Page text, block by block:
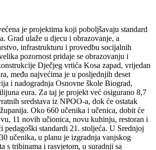
je projektima koji poboljšavaju standard
Grad ulaže u djecu i obrazovanje, a
infrastrukturu i provedbu socijalnih
pozornost pridaje se obrazovanju i
Dječjeg vrtića Kosa zapad, vrijedan
među najvećima je u posljednjih deset
i nadogradnja Osnovne škole Biograd,
eura. Za taj je projekt već osigurano 8,7
sredstava iz NPOO-a, dok će ostatak
Oko 660 učenika i učenica, dobit će
11 novih učionica, novu kuhinju, restoran i
pedagoški standardi 21. stoljeća. U Srednjoj
učenika, u planu je izgradnja vanjskog
s tribinama i rasvjetom, u suradnji sa